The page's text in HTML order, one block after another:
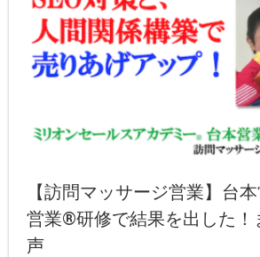
【訪問マッサージ営業】台
営業®︎研修で結果を出した！
声